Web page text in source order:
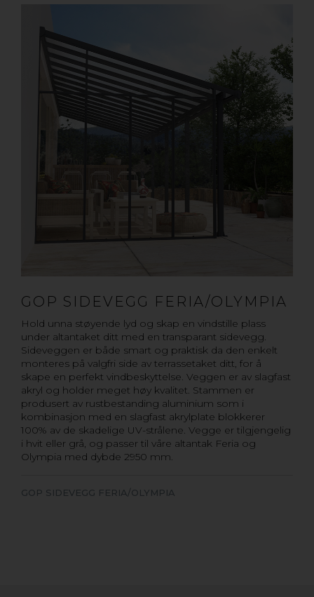
GOP SIDEVEGG FERIA/OLYMPIA
Hold unna støyende lyd og skap en vindstille plass
under altantaket ditt med en transparant sidevegg.
Sideveggen er både smart og praktisk da den enkelt
monteres på valgfri side av terrassetaket ditt, for å
skape en perfekt vindbeskyttelse. Veggen er av slagfast
akryl og holder meget høy kvalitet. Stammen er
produsert av rustbestanding aluminium som i
kombinasjon med en slagfast akrylplate blokkerer
100% av de skadelige UV-strålene. Vegge er tilgjengelig
i hvit eller grå, og passer til våre altantak Feria og
Olympia med dybde 2950 mm.
GOP SIDEVEGG FERIA/OLYMPIA